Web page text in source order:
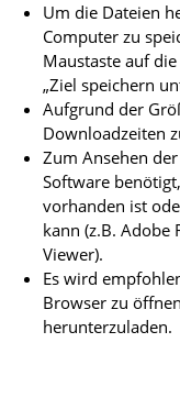
Um die Dateien
Computer zu
Maustaste auf
„Ziel speichern
Aufgrund der
Downloadzeiten
Zum Ansehen
Software
vorhanden ist
kann (z.B. Adobe
Viewer).
Es wird
Browser zu
herunterzuladen.